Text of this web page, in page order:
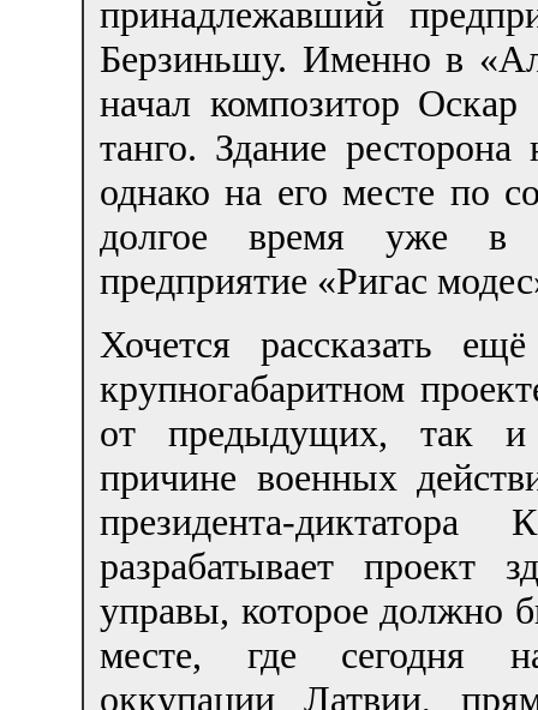
принадлежавший
Берзиньшу. Именно в
начал композитор
танго. Здание
однако на его месте по
долгое время уже в
предприятие «Ригас
Хочется рассказать
крупногабаритном
от предыдущих, так и
причине военных
президента-
разрабатывает проект
управы, которое должно
месте, где сегодня
оккупации Латвии,